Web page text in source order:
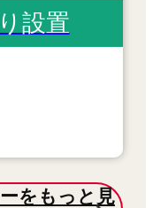
設置
をもっと見